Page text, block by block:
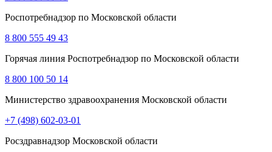
Роспотребнадзор по Московской области
8 800 555 49 43
Горячая линия Роспотребнадзор по Московской области
8 800 100 50 14
Министерство здравоохранения Московской области
+7 (498) 602-03-01
Росздравнадзор Московской области